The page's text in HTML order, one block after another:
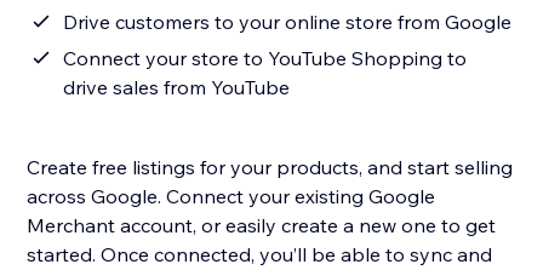
Drive customers to your online store from Google
Connect your store to YouTube Shopping to
drive sales from YouTube
Create free listings for your products, and start selling
across Google. Connect your existing Google
Merchant account, or easily create a new one to get
started. Once connected, you’ll be able to sync and